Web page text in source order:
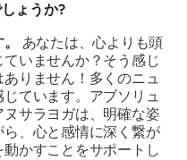
ょうか?
あなたは、心よりも頭
いませんか？そう感じ
りません！多くのニュ
ています。アブソリュ
サラヨガは、明確な姿
、心と感情に深く繋が
かすことをサポートし